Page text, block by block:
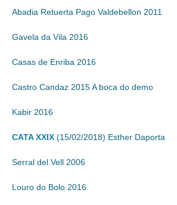
Abadia Retuerta Pago Valdebellon 2011
Gavela da Vila 2016
Casas de Enriba 2016
Castro Candaz 2015 A boca do demo
Kabir 2016
CATA XXIX (15/02/2018) Esther Daporta
Serral del Vell 2006
Louro do Bolo 2016